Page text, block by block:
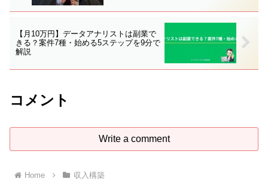
【月10万円】データアナリストは副業で
きる？案件7種・始める5ステップを9分で
解説
コメント
Write a comment
Home 収入構築